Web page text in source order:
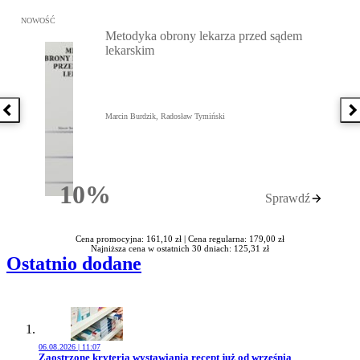
Poprzednia książka
Przejdź do: Metodyka obrony lekarza przed sądem lekarskim,
NOWOŚĆ
10%Rabatu
Metodyka obrony lekarza przed sądem
lekarskim
Marcin Burdzik, Radosław Tymiński
Sprawdź
Cena promocyjna: 161,10 zł | Cena regularna: 179,00 zł
Najniższa cena w ostatnich 30 dniach: 125,31 zł
Ostatnio dodane
06.08.2026 | 11:07
Przejdź do artykułu:
Zaostrzone kryteria wystawiania recept już od września